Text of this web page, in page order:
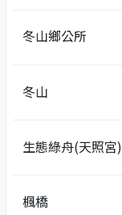
冬山鄉公所
冬山
生態綠舟(天照宮)
楓橋